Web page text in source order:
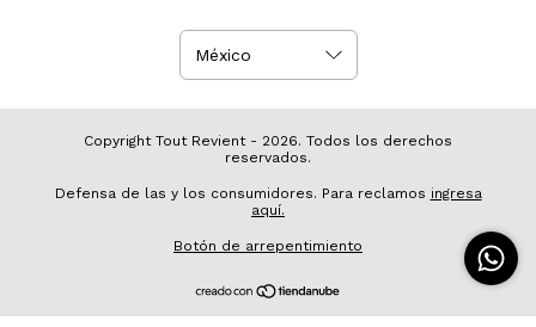
Copyright Tout Revient - 2026. Todos los derechos
reservados.
Defensa de las y los consumidores. Para reclamos ingresa
aquí.
Botón de arrepentimiento